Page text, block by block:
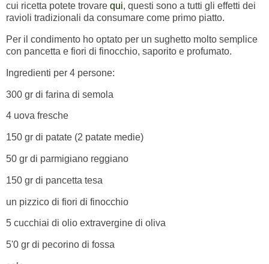
cui ricetta potete trovare qui, questi sono a tutti gli effetti dei
ravioli tradizionali da consumare come primo piatto.
Per il condimento ho optato per un sughetto molto semplice
con pancetta e fiori di finocchio, saporito e profumato.
Ingredienti per 4 persone:
300 gr di farina di semola
4 uova fresche
150 gr di patate (2 patate medie)
50 gr di parmigiano reggiano
150 gr di pancetta tesa
un pizzico di fiori di finocchio
5 cucchiai di olio extravergine di oliva
5'0 gr di pecorino di fossa